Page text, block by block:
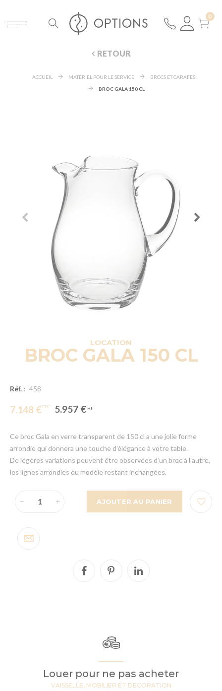
RETOUR
ACCUEIL MATÉRIEL POUR LE SERVICE
BROCS ET CARAFES
BROC GALA 150 CL
LOCATION
BROC GALA 150 CL
Réf. : 458
7.148 € 5.957 €
Ce broc Gala en verre transparent de 150 cl a une jolie forme
arrondie qui donnera une touche d'élégance à votre table.
De légères variations peuvent être observées d’un broc à l'autre,
les lignes arrondies du modèle restant inchangées.
AJOUTER AU PANIER
Louer pour ne pas acheter
VAISSELLE, MOBILIER ET DECORATION